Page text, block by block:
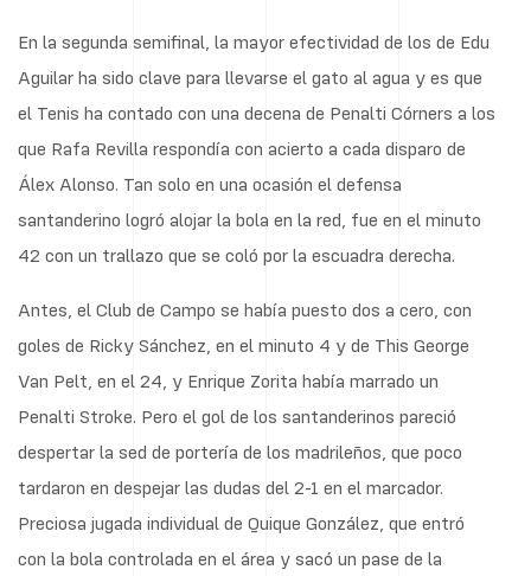
En la segunda semifinal, la mayor efectividad de los de Edu
Aguilar ha sido clave para llevarse el gato al agua y es que
el Tenis ha contado con una decena de Penalti Córners a los
que Rafa Revilla respondía con acierto a cada disparo de
Álex Alonso. Tan solo en una ocasión el defensa
santanderino logró alojar la bola en la red, fue en el minuto
42 con un trallazo que se coló por la escuadra derecha.
Antes, el Club de Campo se había puesto dos a cero, con
goles de Ricky Sánchez, en el minuto 4 y de This George
Van Pelt, en el 24, y Enrique Zorita había marrado un
Penalti Stroke. Pero el gol de los santanderinos pareció
despertar la sed de portería de los madrileños, que poco
tardaron en despejar las dudas del 2-1 en el marcador.
Preciosa jugada individual de Quique González, que entró
con la bola controlada en el área y sacó un pase de la